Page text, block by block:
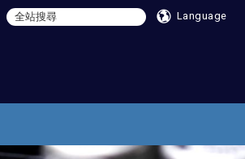
Language